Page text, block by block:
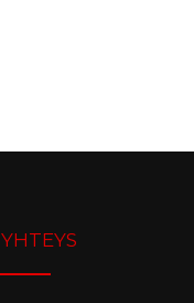
YHTEYS